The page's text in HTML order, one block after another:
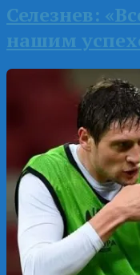
Селезнев:
нашим